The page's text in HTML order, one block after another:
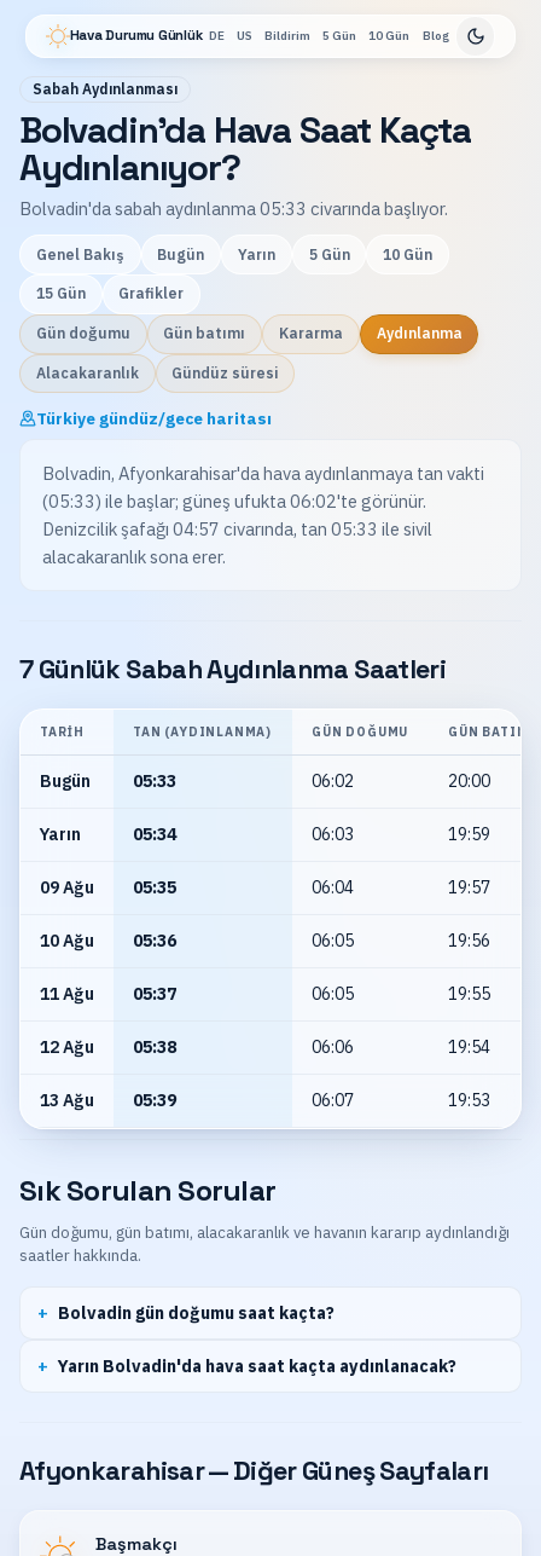
Hava Durumu Günlük DE US Bildirim 5 Gün 10 Gün Blog
Sabah Aydınlanması
Bolvadin'da Hava Saat Kaçta
Aydınlanıyor?
Bolvadin'da sabah aydınlanma 05:33 civarında başlıyor.
Genel Bakış Bugün Yarın 5 Gün 10 Gün
15 Gün Grafikler
Gün doğumu Gün batımı Kararma Aydınlanma
Alacakaranlık Gündüz süresi
Türkiye gündüz/gece haritası
Bolvadin, Afyonkarahisar'da hava aydınlanmaya tan vakti
(05:33) ile başlar; güneş ufukta 06:02'te görünür.
Denizcilik şafağı 04:57 civarında, tan 05:33 ile sivil
alacakaranlık sona erer.
7 Günlük Sabah Aydınlanma Saatleri
TARIH TAN (AYDINLANMA) GÜN DOĞUMU GÜN BATIMI
Bugün 05:33 06:02 20:00
Yarın 05:34 06:03 19:59
09 Ağu 05:35 06:04 19:57
10 Ağu 05:36 06:05 19:56
11 Ağu 05:37 06:05 19:55
12 Ağu 05:38 06:06 19:54
13 Ağu 05:39 06:07 19:53
Sık Sorulan Sorular
Gün doğumu, gün batımı, alacakaranlık ve havanın kararıp aydınlandığı
saatler hakkında.
Bolvadin gün doğumu saat kaçta?
Yarın Bolvadin'da hava saat kaçta aydınlanacak?
Afyonkarahisar — Diğer Güneş Sayfaları
Başmakçı